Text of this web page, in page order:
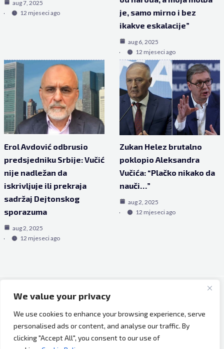
We value your privacy
We use cookies to enhance your browsing experience, serve
personalised ads or content, and analyse our traffic. By
clicking "Accept All", you consent to our use of
aug 7, 2025
12 mjeseci ago
je, samo mirno i bez
ikakve eskalacije”
aug 6, 2025
12 mjeseci ago
Erol Avdović odbrusio
predsjedniku Srbije: Vučić
nije nadležan da
iskrivljuje ili prekraja
sadržaj Dejtonskog
sporazuma
aug 2, 2025
12 mjeseci ago
Zukan Helez brutalno
poklopio Aleksandra
Vučića: “Plačko nikako da
nauči…”
aug 2, 2025
12 mjeseci ago
Copyright © 2026 Bh Dijaspora.
O nama
Marketing
Uslovi korištenja